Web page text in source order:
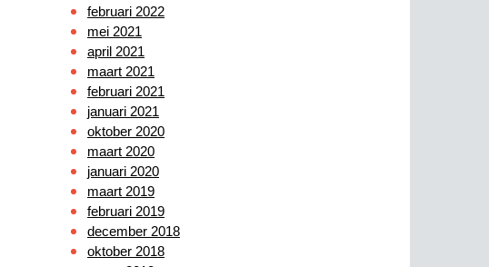
februari 2022
mei 2021
april 2021
maart 2021
februari 2021
januari 2021
oktober 2020
maart 2020
januari 2020
maart 2019
februari 2019
december 2018
oktober 2018